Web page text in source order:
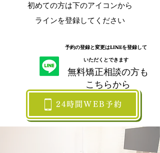
24時間WEB予約
予約の登録と変更はLINEを登録して
いただくとできます
初めての方は下のアイコンから
ラインを登録してください
​無料矯正相談の方も
こちらから​